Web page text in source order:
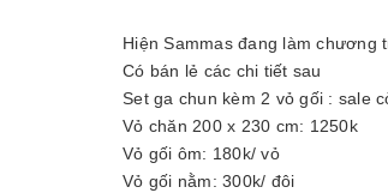
Hiện Sammas đang làm
Có bán lẻ các chi tiết sau
Set ga chun kèm 2 vỏ gối : sale
Vỏ chăn 200 x 230 cm: 1250k
Vỏ gối ôm: 180k/ vỏ
Vỏ gối nằm: 300k/ đôi